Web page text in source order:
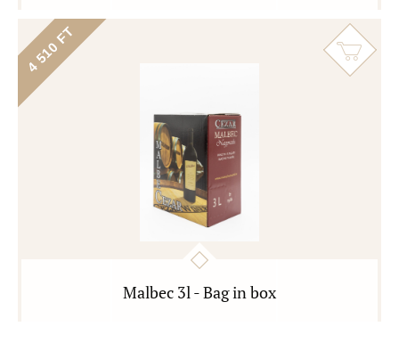
4 510 FT
Malbec 3l - Bag in box